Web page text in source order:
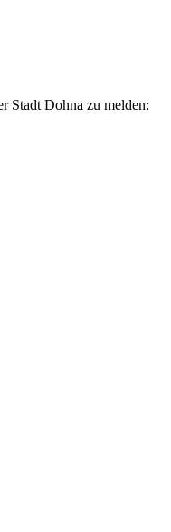
Stadt Dohna zu melden: